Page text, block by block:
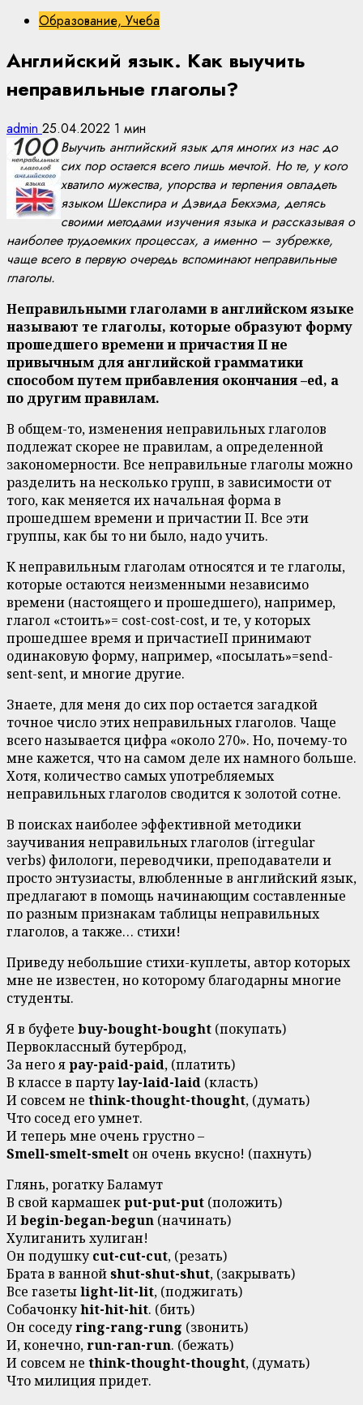
Образование, Учеба
Английский язык. Как выучить
неправильные глаголы?
admin 25.04.2022 1 мин
Выучить английский язык для многих из нас до
сих пор остается всего лишь мечтой. Но те, у кого
хватило мужества, упорства и терпения овладеть
языком Шекспира и Дэвида Бекхэма, делясь
своими методами изучения языка и рассказывая о
наиболее трудоемких процессах, а именно – зубрежке,
чаще всего в первую очередь вспоминают неправильные
глаголы.
Неправильными глаголами в английском языке
называют те глаголы, которые образуют форму
прошедшего времени и причастия II не
привычным для английской грамматики
способом путем прибавления окончания –ed, а
по другим правилам.
В общем-то, изменения неправильных глаголов
подлежат скорее не правилам, а определенной
закономерности. Все неправильные глаголы можно
разделить на несколько групп, в зависимости от
того, как меняется их начальная форма в
прошедшем времени и причастии II. Все эти
группы, как бы то ни было, надо учить.
К неправильным глаголам относятся и те глаголы,
которые остаются неизменными независимо
времени (настоящего и прошедшего), например,
глагол «стоить»= cost-cost-cost, и те, у которых
прошедшее время и причастиеII принимают
одинаковую форму, например, «посылать»=send-
sent-sent, и многие другие.
Знаете, для меня до сих пор остается загадкой
точное число этих неправильных глаголов. Чаще
всего называется цифра «около 270». Но, почему-то
мне кажется, что на самом деле их намного больше.
Хотя, количество самых употребляемых
неправильных глаголов сводится к золотой сотне.
В поисках наиболее эффективной методики
заучивания неправильных глаголов (irregular
verbs) филологи, переводчики, преподаватели и
просто энтузиасты, влюбленные в английский язык,
предлагают в помощь начинающим составленные
по разным признакам таблицы неправильных
глаголов, а также… стихи!
Приведу небольшие стихи-куплеты, автор которых
мне не известен, но которому благодарны многие
студенты.
Я в буфете buy-bought-bought (покупать)
Первоклассный бутерброд,
За него яpay-paid-paid, (платить)
В классе в партуlay-laid-laid (класть)
И совсем не think-thought-thought, (думать)
Что сосед его умнет.
И теперь мне очень грустно –
Smell-smelt-smelt он очень вкусно! (пахнуть)
Глянь, рогатку Баламут
В свой кармашекput-put-put (положить)
Иbegin-began-begun (начинать)
Хулиганить хулиган!
Он подушкуcut-cut-cut, (резать)
Брата в ваннойshut-shut-shut, (закрывать)
Все газетыlight-lit-lit, (поджигать)
Собачонкуhit-hit-hit. (бить)
Он соседуring-rang-rung (звонить)
И, конечно,run-ran-run. (бежать)
И совсем не think-thought-thought, (думать)
Что милиция придет.